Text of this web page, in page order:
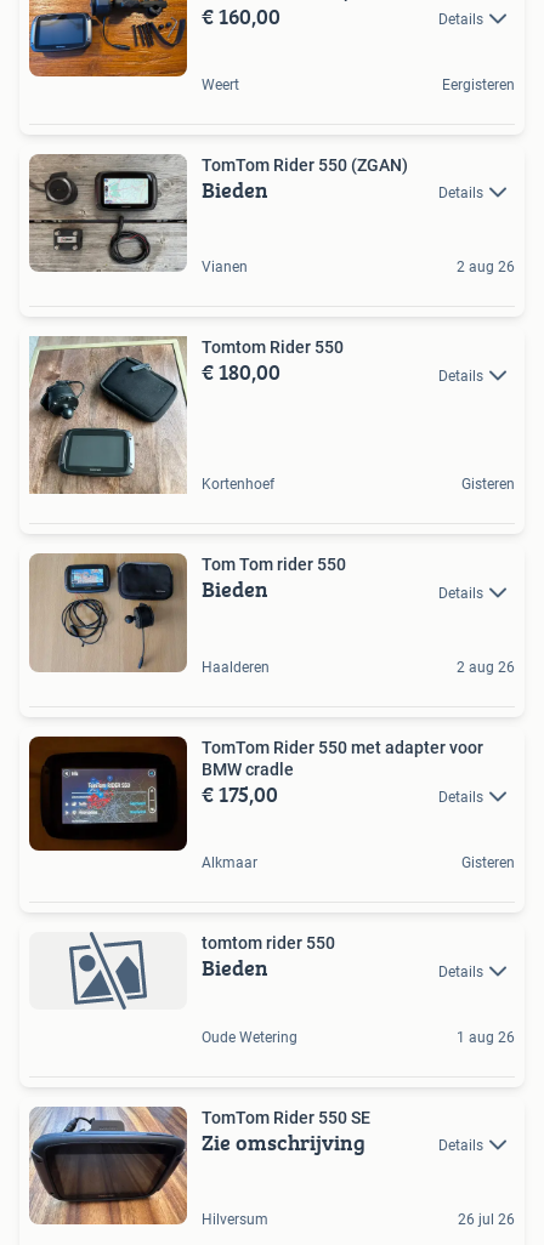
€ 160,00 Details
Weert Eergisteren
TomTom Rider 550 (ZGAN)
Bieden Details
Vianen 2 aug 26
Tomtom Rider 550
€ 180,00 Details
Kortenhoef Gisteren
Tom Tom rider 550
Bieden Details
Haalderen 2 aug 26
TomTom Rider 550 met adapter voor
BMW cradle
€ 175,00 Details
Alkmaar Gisteren
tomtom rider 550
Bieden Details
Oude Wetering 1 aug 26
TomTom Rider 550 SE
Zie omschrijving Details
Hilversum 26 jul 26